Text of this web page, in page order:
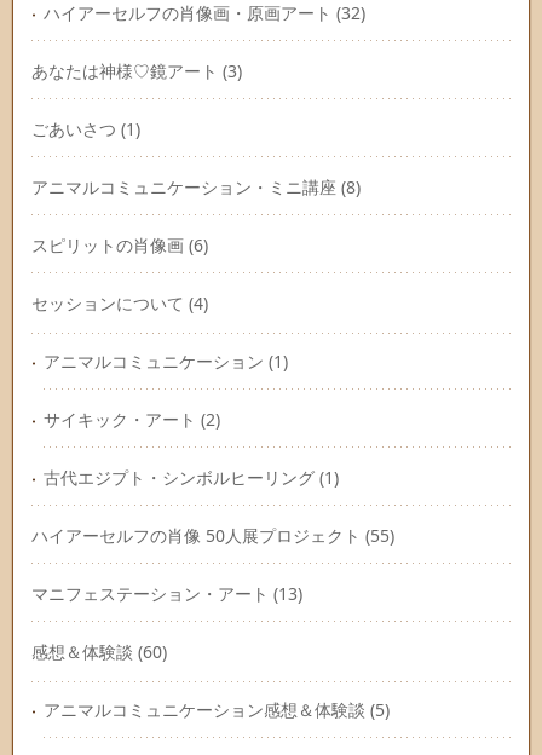
ハイアーセルフの肖像画・原画アート (32)
あなたは神様♡鏡アート (3)
ごあいさつ (1)
アニマルコミュニケーション・ミニ講座 (8)
スピリットの肖像画 (6)
セッションについて (4)
アニマルコミュニケーション (1)
サイキック・アート (2)
古代エジプト・シンボルヒーリング (1)
ハイアーセルフの肖像 50人展プロジェクト (55)
マニフェステーション・アート (13)
感想＆体験談 (60)
アニマルコミュニケーション感想＆体験談 (5)